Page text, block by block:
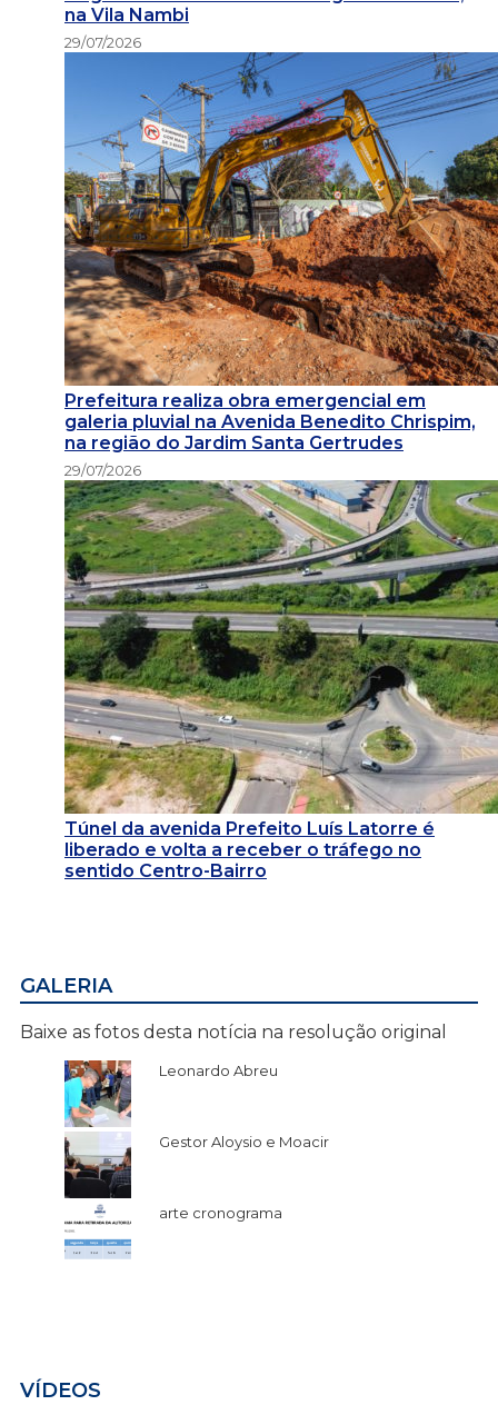
na Vila Nambi
29/07/2026
Prefeitura realiza obra emergencial em
galeria pluvial na Avenida Benedito Chrispim,
na região do Jardim Santa Gertrudes
29/07/2026
Túnel da avenida Prefeito Luís Latorre é
liberado e volta a receber o tráfego no
sentido Centro-Bairro
GALERIA
Baixe as fotos desta notícia na resolução original
Leonardo Abreu
Gestor Aloysio e Moacir
arte cronograma
VÍDEOS